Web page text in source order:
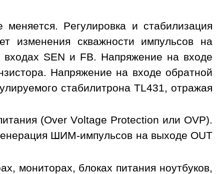
Регулировка и стабилизация
изменения скважности импульсов на
SEN и FB. Напряжение на входе
Напряжение на входе обратной
стабилитрона TL431, отражая
(Over Voltage Protection или OVP).
ШИМ-импульсов на выходе OUT
мониторах, блоках питания ноутбуков,